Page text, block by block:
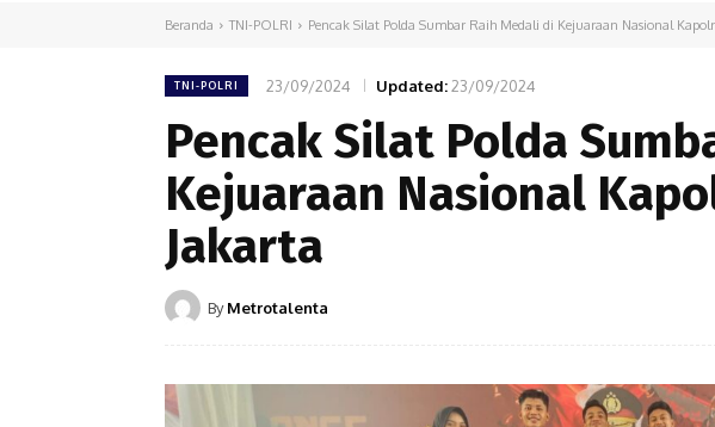
Beranda TNI-POLRI Pencak Silat Polda Sumbar Raih Medali di Kejuaraan Nasional
TNI-POLRI 23/09/2024 Updated:23/09/2024
Pencak Silat Polda
Kejuaraan Nasional
Jakarta
By Metrotalenta